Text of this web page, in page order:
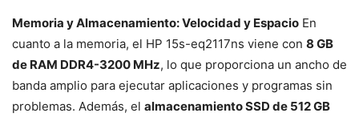
Memoria y Almacenamiento: Velocidad y Espacio En
cuanto a la memoria, el HP 15s-eq2117ns viene con 8 GB
de RAM DDR4-3200 MHz, lo que proporciona un ancho de
banda amplio para ejecutar aplicaciones y programas sin
problemas. Además, el almacenamiento SSD de 512 GB